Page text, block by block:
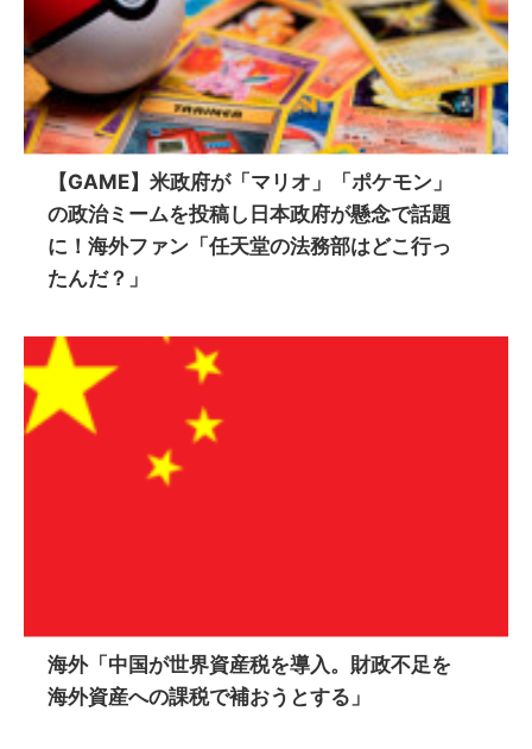
【GAME】米政府が「マリオ」「ポケモン」
の政治ミームを投稿し日本政府が懸念で話題
に！海外ファン「任天堂の法務部はどこ行っ
たんだ？」
海外「中国が世界資産税を導入。財政不足を
海外資産への課税で補おうとする」